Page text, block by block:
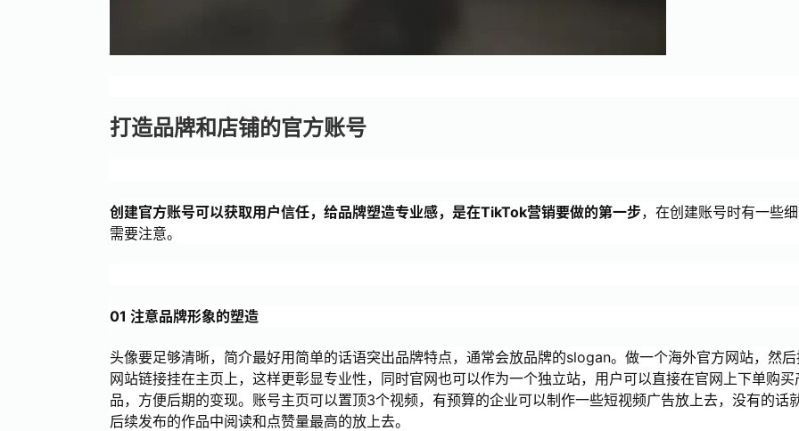
打造品牌和店铺的官方账号
创建官方账号可以获取用户信任，给品牌塑造专业感，是在TikTok营销要做的第一步，在创建账号时有一些
需要注意。
01 注意品牌形象的塑造
头像要足够清晰，简介最好用简单的话语突出品牌特点，通常会放品牌的slogan。做一个海外官方网站，然
网站链接挂在主页上，这样更彰显专业性，同时官网也可以作为一个独立站，用户可以直接在官网上下单购买
品，方便后期的变现。账号主页可以置顶3个视频，有预算的企业可以制作一些短视频广告放上去，没有的话
后续发布的作品中阅读和点赞量最高的放上去。